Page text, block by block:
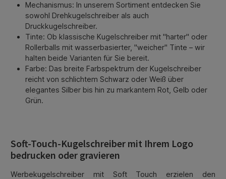
Mechanismus: In unserem Sortiment entdecken Sie
sowohl Drehkugelschreiber als auch
Druckkugelschreiber.
Tinte: Ob klassische Kugelschreiber mit "harter" oder
Rollerballs mit wasserbasierter, "weicher" Tinte – wir
halten beide Varianten für Sie bereit.
Farbe: Das breite Farbspektrum der Kugelschreiber
reicht von schlichtem Schwarz oder Weiß über
elegantes Silber bis hin zu markantem Rot, Gelb oder
Grün.
Soft-Touch-Kugelschreiber mit Ihrem Logo
bedrucken oder gravieren
Werbekugelschreiber mit Soft Touch erzielen den